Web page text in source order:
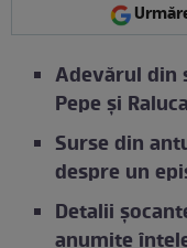
Adevărul din
Pepe și
Surse din
despre un
Detalii